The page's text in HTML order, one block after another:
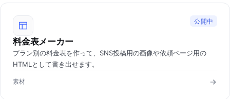
公開中
料金表メーカー
プラン別の料金表を作って、SNS投稿用の画像や依頼ページ用の
HTMLとして書き出せます。
素材